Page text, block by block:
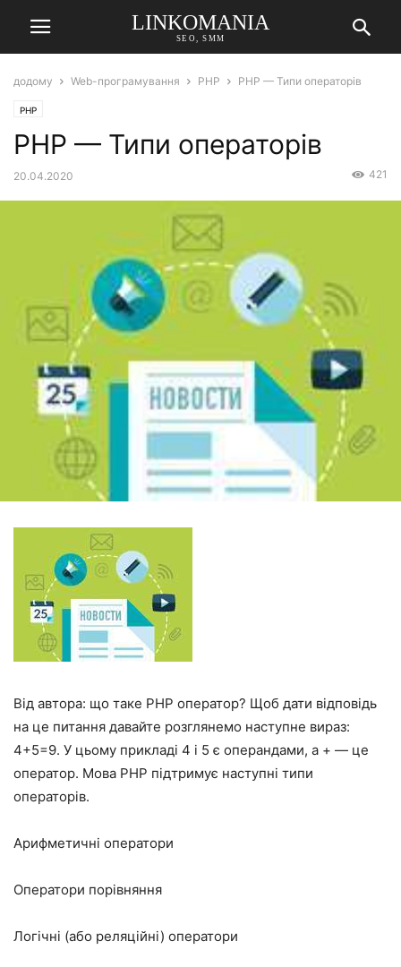
LINKOMANIA
SEO, SMM
додому Web-програмування PHP PHP — Типи операторів
PHP
PHP — Типи операторів
20.04.2020 421
Від автора: що таке PHP оператор? Щоб дати відповідь
на це питання давайте розглянемо наступне вираз:
4+5=9. У цьому прикладі 4 і 5 є операндами, а + — це
оператор. Мова PHP підтримує наступні типи
операторів.
Арифметичні оператори
Оператори порівняння
Логічні (або реляційні) оператори